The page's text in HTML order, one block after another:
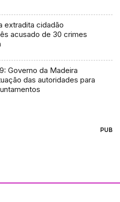
extradita cidadão
acusado de 30 crimes
Governo da Madeira
das autoridades para
PUB